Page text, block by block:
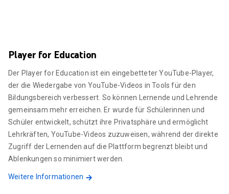
Player for Education
Der Player for Education ist ein eingebetteter YouTube-Player,
der die Wiedergabe von YouTube-Videos in Tools für den
Bildungsbereich verbessert. So können Lernende und Lehrende
gemeinsam mehr erreichen. Er wurde für Schülerinnen und
Schüler entwickelt, schützt ihre Privatsphäre und ermöglicht
Lehrkräften, YouTube-Videos zuzuweisen, während der direkte
Zugriff der Lernenden auf die Plattform begrenzt bleibt und
Ablenkungen so minimiert werden.
Weitere Informationen